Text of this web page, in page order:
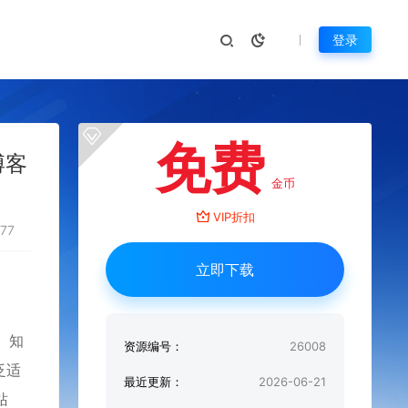
登录
知
适
免费 金币
VIP折扣
立即下载
资源编号： 26008
最近更新： 2026-06-21